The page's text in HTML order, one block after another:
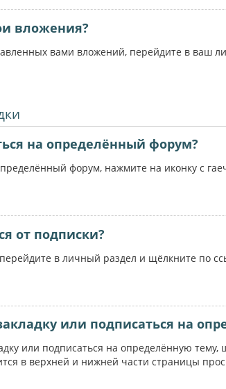
вложения?
вами вложений, перейдите в ваш
на определённый форум?
форум, нажмите на иконку с
от подписки?
в личный раздел и щёлкните по
или подписаться на
или подписаться на определённую
в верхней и нижней части страницы